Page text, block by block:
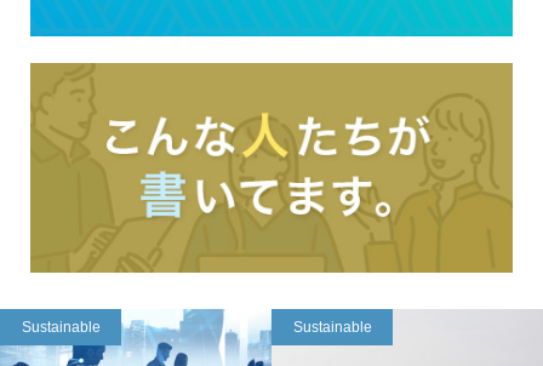
Sustainable Sustainable